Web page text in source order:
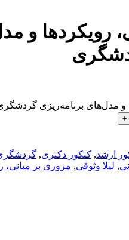
رویکردها و
و مدل‌های برنامه‌ریزی
ارشد, کنکور دکتری,
, لیلا وثوقی, مروری بر مبانی،